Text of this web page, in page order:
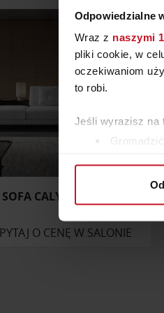
Odpowiedzialne
Wraz z naszymi
pliki cookie, w
oczekiwaniom
to robi.
Jeśli wyrazisz na
Dowiedz się
reklamowym i
SOFA CALYPSO OLTA
O CENĘ W SALONIE